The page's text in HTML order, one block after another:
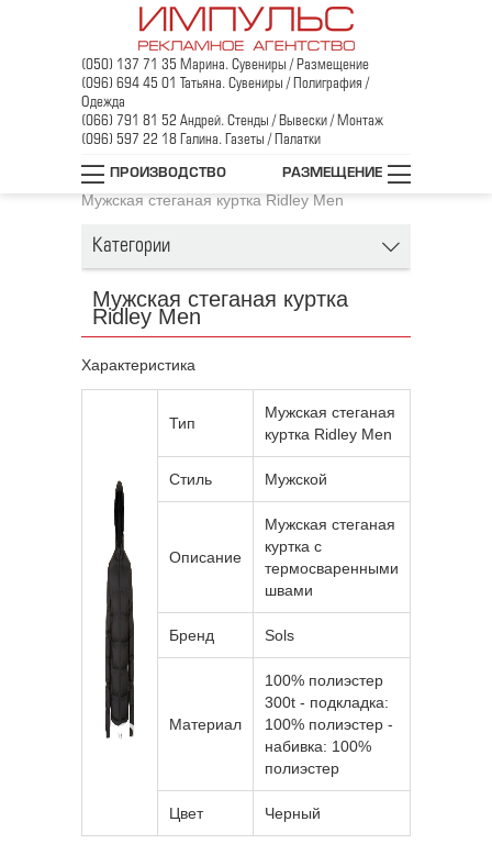
(050) 137 71 35 Марина. Сувениры / Размещение
(096) 694 45 01 Татьяна. Сувениры / Полиграфия /
Одежда
(066) 791 81 52 Андрей. Стенды / Вывески / Монтаж
(096) 597 22 18 Галина. Газеты / Палатки
ПРОИЗВОДСТВО РАЗМЕЩЕНИЕ
Главная / Промо-одежда
Куртки, ветровки, жилеты
Мужская стеганая куртка Ridley Men
Категории
Мужская стеганая куртка
Ridley Men
Характеристика
Тип
Мужская стеганая
куртка Ridley Men
Стиль Мужской
Описание
Мужская стеганая
куртка с
термосваренными
швами
Бренд Sols
Материал
100% полиэстeр
300t - подкладка:
100% полиэстeр -
набивка: 100%
полиэстeр
Цвет Черный